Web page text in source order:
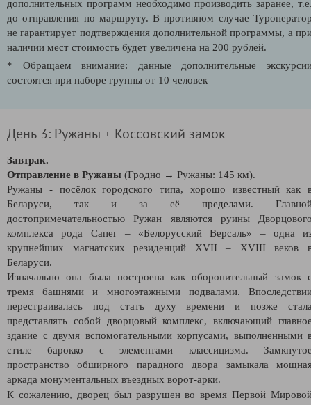
дополнительных программ необходимо производить заранее,
до отправления по маршруту. В противном случае
не гарантирует подтверждения дополнительной программы, а
наличии мест стоимость будет увеличена на 200 рублей.
* Обращаем внимание: данные дополнительные
состоятся при наборе группы от 10 человек
День 3: Ружаны + Коссовский замок
Завтрак.
Отправление в Ружаны (Гродно → Ружаны: 145 км).
Ружаны - посёлок городского типа, хорошо известный как
Беларуси, так и за её пределами.
достопримечательностью Ружан являются руины
комплекса рода Сапег – «Белорусский Версаль» – одна
крупнейших магнатских резиденций XVII – XVIII веков
Беларуси.
Изначально она была построена как оборонительный замок
тремя башнями и многоэтажными подвалами.
перестраивалась под стать духу времени и позже
представлять собой дворцовый комплекс, включающий
здание с двумя вспомогательными корпусами, выполненными
стиле барокко с элементами классицизма.
пространство обширного парадного двора замыкала
аркада монументальных въездных ворот-арки.
К сожалению, дворец был разрушен во время Первой